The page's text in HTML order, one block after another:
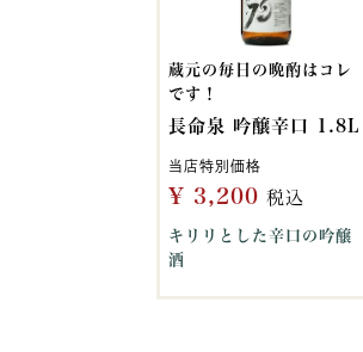
蔵元の毎日の晩酌はコレ
です！
長命泉 吟醸辛口 1.8L
当店特別価格
¥ 3,200 税込
キリリとした辛口の吟醸
酒